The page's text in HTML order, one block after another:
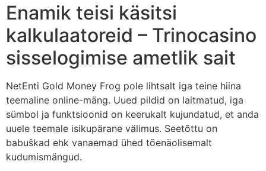
Enamik teisi käsitsi
kalkulaatoreid – Trinocasino
sisselogimise ametlik sait
NetEnti Gold Money Frog pole lihtsalt iga teine ​​hiina
teemaline online-mäng. Uued pildid on laitmatud, iga
sümbol ja funktsioonid on keerukalt kujundatud, et anda
uuele teemale isikupärane välimus. Seetõttu on
babuškad ehk vanaemad ühed tõenäolisemalt
kudumismängud.